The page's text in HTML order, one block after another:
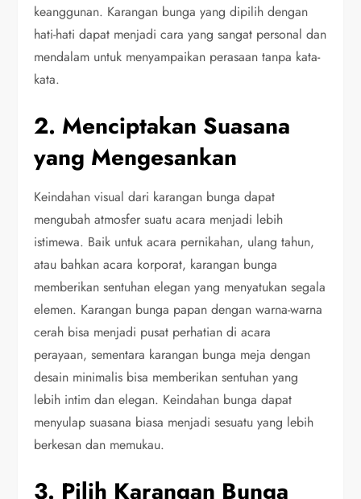
keanggunan. Karangan bunga yang dipilih dengan
hati-hati dapat menjadi cara yang sangat personal dan
mendalam untuk menyampaikan perasaan tanpa kata-
kata.
2. Menciptakan Suasana
yang Mengesankan
Keindahan visual dari karangan bunga dapat
mengubah atmosfer suatu acara menjadi lebih
istimewa. Baik untuk acara pernikahan, ulang tahun,
atau bahkan acara korporat, karangan bunga
memberikan sentuhan elegan yang menyatukan segala
elemen. Karangan bunga papan dengan warna-warna
cerah bisa menjadi pusat perhatian di acara
perayaan, sementara karangan bunga meja dengan
desain minimalis bisa memberikan sentuhan yang
lebih intim dan elegan. Keindahan bunga dapat
menyulap suasana biasa menjadi sesuatu yang lebih
berkesan dan memukau.
3. Pilih Karangan Bunga